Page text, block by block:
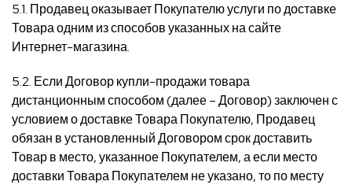
5.1. Продавец оказывает Покупателю услуги по доставке
Товара одним из способов указанных на сайте
Интернет-магазина.
5.2. Если Договор купли-продажи товара
дистанционным способом (далее – Договор) заключен с
условием о доставке Товара Покупателю, Продавец
обязан в установленный Договором срок доставить
Товар в место, указанное Покупателем, а если место
доставки Товара Покупателем не указано, то по месту